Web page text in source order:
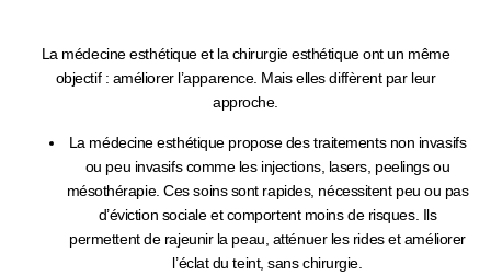
La médecine esthétiqueet lachirurgie esthétiqueont un même
objectif : améliorer l’apparence. Mais elles diffèrent par leur
approche.
La médecine esthétiquepropose des traitements non invasifs
ou peu invasifscomme les injections, lasers, peelings ou
mésothérapie. Ces soins sont rapides, nécessitent peu ou pas
d’éviction sociale et comportent moins de risques. Ils
permettent de rajeunir la peau atténuer les ridesetaméliorer
l’éclat du teint, sans chirurgie.